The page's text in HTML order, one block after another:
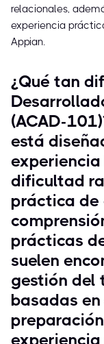
relacionales,
experiencia
Appian.
¿Qué tan
(ACAD-
está
experiencia
dificultad
práctica de
prácticas
suelen
gestión del
basadas en